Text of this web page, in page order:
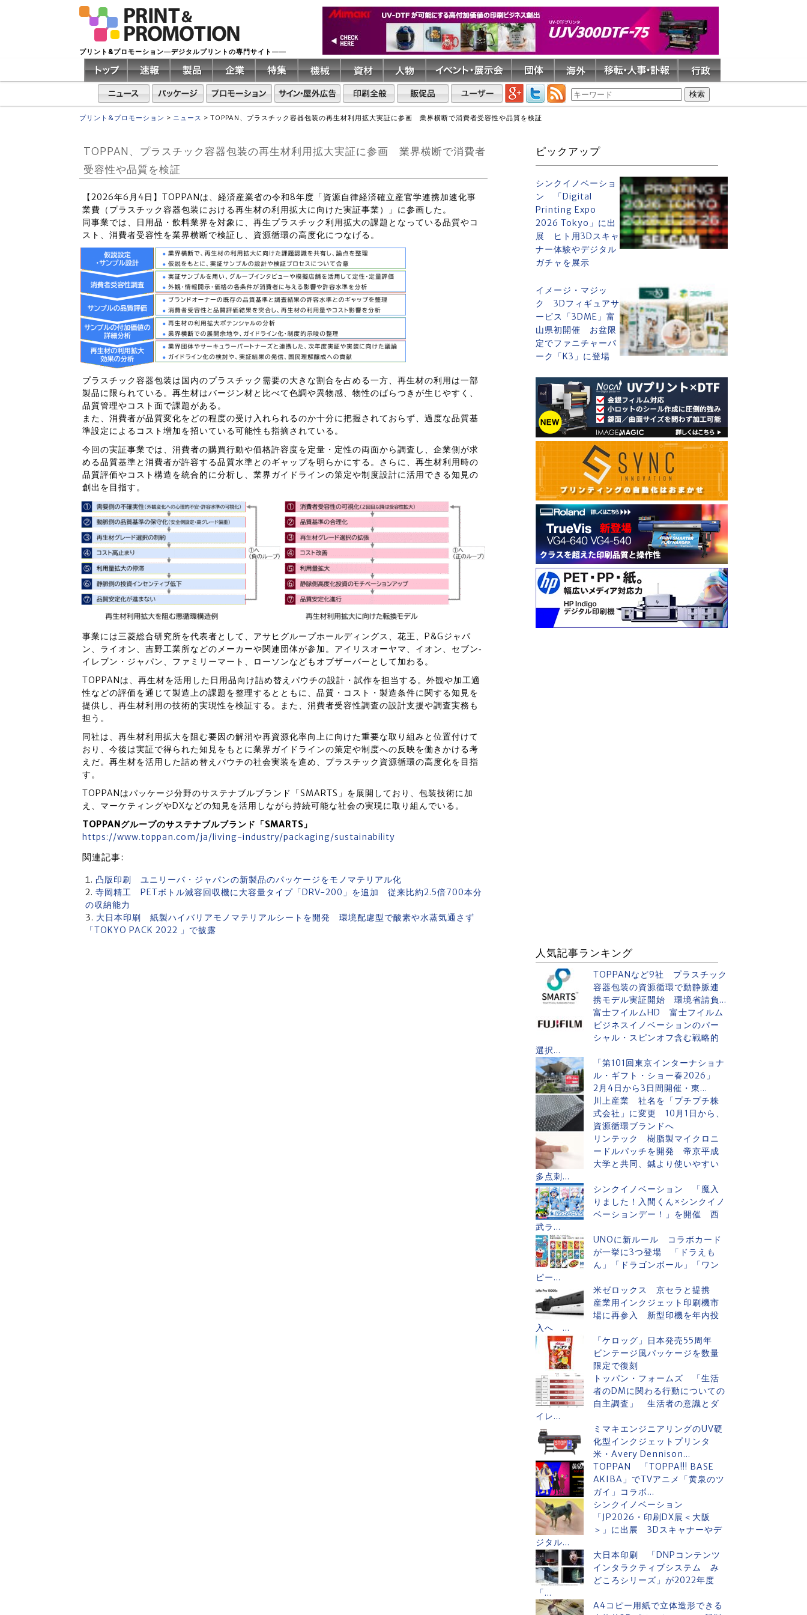
プリント&プロモーション―デジタルプリントの専門サイト――
プリント&プロモーション > ニュース > TOPPAN、プラスチック容器包装の再生材利用拡大実証に参画 業界横断で消費者受容性や品質を検証
TOPPAN、プラスチック容器包装の再生材利用拡大実証に参画 業界横断で消費者
受容性や品質を検証
【2026年6月4日】TOPPANは、経済産業省の令和8年度「資源自律経済確立産官学連携加速化事
業費（プラスチック容器包装における再生材の利用拡大に向けた実証事業）」に参画した。
同事業では、日用品・飲料業界を対象に、再生プラスチック利用拡大の課題となっている品質やコ
スト、消費者受容性を業界横断で検証し、資源循環の高度化につなげる。
プラスチック容器包装は国内のプラスチック需要の大きな割合を占める一方、再生材の利用は一部
製品に限られている。再生材はバージン材と比べて色調や異物感、物性のばらつきが生じやすく、
品質管理やコスト面で課題がある。
また、消費者が品質変化をどの程度の受け入れられるのか十分に把握されておらず、過度な品質基
準設定によるコスト増加を招いている可能性も指摘されている。
今回の実証事業では、消費者の購買行動や価格許容度を定量・定性の両面から調査し、企業側が求
める品質基準と消費者が許容する品質水準とのギャップを明らかにする。さらに、再生材利用時の
品質評価やコスト構造を統合的に分析し、業界ガイドラインの策定や制度設計に活用できる知見の
創出を目指す。
事業には三菱総合研究所を代表者として、アサヒグループホールディングス、花王、P&Gジャパ
ン、ライオン、吉野工業所などのメーカーや関連団体が参加。アイリスオーヤマ、イオン、セブン‐
イレブン・ジャパン、ファミリーマート、ローソンなどもオブザーバーとして加わる。
TOPPANは、再生材を活用した日用品向け詰め替えパウチの設計・試作を担当する。外観や加工適
性などの評価を通じて製造上の課題を整理するとともに、品質・コスト・製造条件に関する知見を
提供し、再生材利用の技術的実現性を検証する。また、消費者受容性調査の設計支援や調査実務も
担う。
同社は、再生材利用拡大を阻む要因の解消や再資源化率向上に向けた重要な取り組みと位置付けて
おり、今後は実証で得られた知見をもとに業界ガイドラインの策定や制度への反映を働きかける考
えだ。再生材を活用した詰め替えパウチの社会実装を進め、プラスチック資源循環の高度化を目指
す。
TOPPANはパッケージ分野のサステナブルブランド「SMARTS」を展開しており、包装技術に加
え、マーケティングやDXなどの知見を活用しながら持続可能な社会の実現に取り組んでいる。
TOPPANグループのサステナブルブランド「SMARTS」
https://www.toppan.com/ja/living-industry/packaging/sustainability
関連記事:
凸版印刷 ユニリーバ・ジャパンの新製品のパッケージをモノマテリアル化
寺岡精工 PETボトル減容回収機に⼤容量タイプ「DRV-200」を追加 従来比約2.5倍700本分
の収納能⼒
大日本印刷 紙製ハイバリアモノマテリアルシートを開発 環境配慮型で酸素や水蒸気通さず
「TOKYO PACK 2022 」で披露
ピックアップ
シンクイノベーショ
ン 「Digital
Printing Expo
2026 Tokyo」に出
展 ヒト用3Dスキャ
ナー体験やデジタル
ガチャを展示
イメージ・マジッ
ク 3Dフィギュアサ
ービス「3DME」富
山県初開催 お盆限
定でファニチャーパ
ーク「K3」に登場
人気記事ランキング
TOPPANなど9社 プラスチック
容器包装の資源循環で動静脈連
携モデル実証開始 環境省請負...
富士フイルムHD 富士フイルム
ビジネスイノベーションのパー
シャル・スピンオフ含む戦略的
選択...
「第101回東京インターナショナ
ル・ギフト・ショー春2026」
2月4日から3日間開催・東...
川上産業 社名を「プチプチ株
式会社」に変更 10月1日から、
資源循環ブランドへ
リンテック 樹脂製マイクロニ
ードルパッチを開発 帝京平成
大学と共同、鍼より使いやすい
多点刺...
シンクイノベーション 「魔入
りました！入間くん×シンクイノ
ベーションデー！」を開催 西
武ラ...
UNOに新ルール コラボカード
が一挙に3つ登場 「ドラえも
ん」「ドラゴンボール」「ワン
ピー...
米ゼロックス 京セラと提携
産業用インクジェット印刷機市
場に再参入 新型印機を年内投
入へ ...
「ケロッグ」日本発売55周年
ビンテージ風パッケージを数量
限定で復刻
トッパン・フォームズ 「生活
者のDMに関わる行動についての
自主調査」 生活者の意識とダ
イレ...
ミマキエンジニアリングのUV硬
化型インクジェットプリンタ
米・Avery Dennison...
TOPPAN 「TOPPA!!! BASE
AKIBA」でTVアニメ「黄泉のツ
ガイ」コラボ...
シンクイノベーション
「JP2026・印刷DX展＜大阪
＞」に出展 3Dスキャナーやデ
ジタル...
大日本印刷 「DNPコンテンツ
インタラクティブシステム み
どころシリーズ」が2022年度
「...
A4コピー用紙で立体造形できる